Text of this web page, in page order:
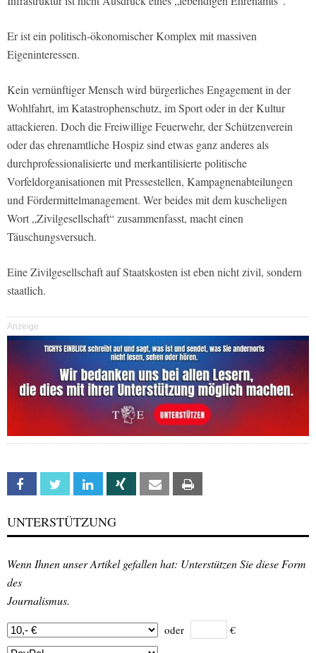
Er ist ein politisch-ökonomischer Komplex mit massiven
Eigeninteressen.
Kein vernünftiger Mensch wird bürgerliches Engagement in der
Wohlfahrt, im Katastrophenschutz, im Sport oder in der Kultur
attackieren. Doch die Freiwillige Feuerwehr, der Schützenverein
oder das ehrenamtliche Hospiz sind etwas ganz anderes als
durchprofessionalisierte und merkantilisierte politische
Vorfeldorganisationen mit Pressestellen, Kampagnenabteilungen
und Fördermittelmanagement. Wer beides mit dem kuscheligen
Wort „Zivilgesellschaft“ zusammenfasst, macht einen
Täuschungsversuch.
Eine Zivilgesellschaft auf Staatskosten ist eben nicht zivil, sondern
staatlich.
Anzeige
Facebook Twitter Linkedin Xing Email
UNTERSTÜTZUNG
Wenn Ihnen unser Artikel gefallen hat: Unterstützen Sie diese Form
des
Journalismus.
oder €